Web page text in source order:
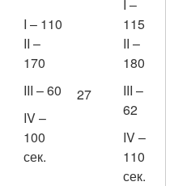
I – 110
II –
170
III – 60
IV –
100
сек.
27
I –
115
II –
180
III –
62
IV –
110
сек.